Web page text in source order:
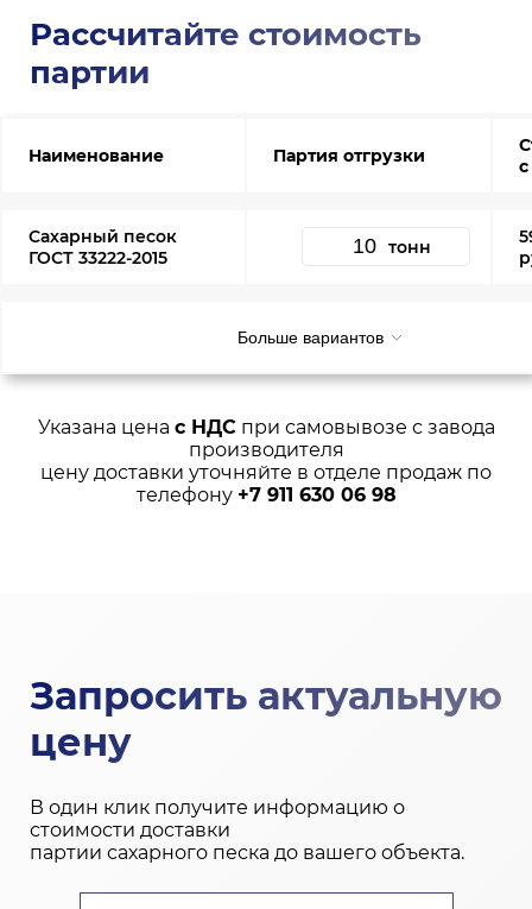
Рассчитайте стоимость
партии
Наименование Партия отгрузки
Сахарный песок
ГОСТ 33222-2015
тонн
Больше вариантов
Указана цена с НДС при самовывозе с завода
производителя
цену доставки уточняйте в отделе продаж по
телефону +7 911 630 06 98
Запросить актуальную
цену
В один клик получите информацию о
стоимости доставки
партии сахарного песка до вашего объекта.